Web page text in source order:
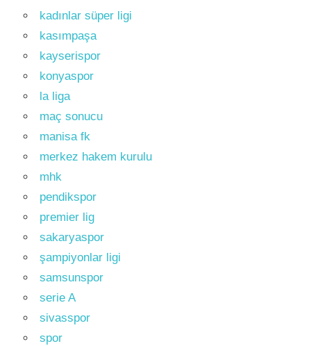
kadınlar süper ligi
kasımpaşa
kayserispor
konyaspor
la liga
maç sonucu
manisa fk
merkez hakem kurulu
mhk
pendikspor
premier lig
sakaryaspor
şampiyonlar ligi
samsunspor
serie A
sivasspor
spor